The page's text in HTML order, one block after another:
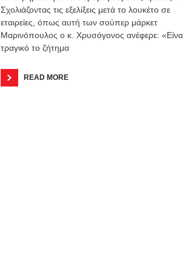
Σχολιάζοντας τις εξελίξεις μετά το λουκέτο σε
εταιρείες, όπως αυτή των σούπερ μάρκετ
Μαρινόπουλος ο κ. Χρυσόγονος ανέφερε:
τραγικό το ζήτημα
READ MORE